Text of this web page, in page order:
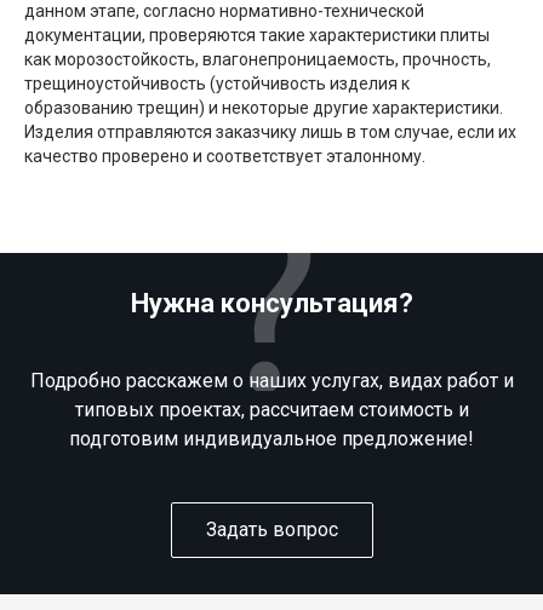
данном этапе, согласно нормативно-технической
документации, проверяются такие характеристики плиты
как морозостойкость, влагонепроницаемость, прочность,
трещиноустойчивость (устойчивость изделия к
образованию трещин) и некоторые другие характеристики.
Изделия отправляются заказчику лишь в том случае, если их
качество проверено и соответствует эталонному.
Нужна консультация?
Подробно расскажем о наших услугах, видах работ и
типовых проектах, рассчитаем стоимость и
подготовим индивидуальное предложение!
Задать вопрос